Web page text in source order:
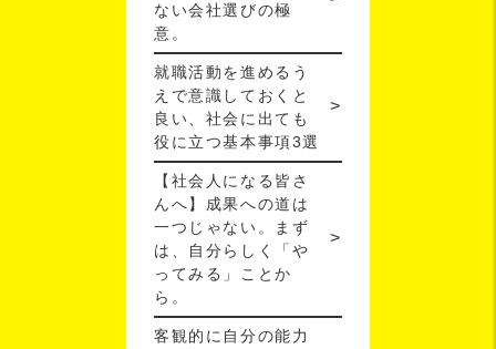
ない会社選びの極
意。
就職活動を進めるう
えで意識しておくと
良い、社会に出ても
役に立つ基本事項3選
【社会人になる皆さ
んへ】成果への道は
一つじゃない。まず
は、自分らしく「や
ってみる」ことか
ら。
客観的に自分の能力